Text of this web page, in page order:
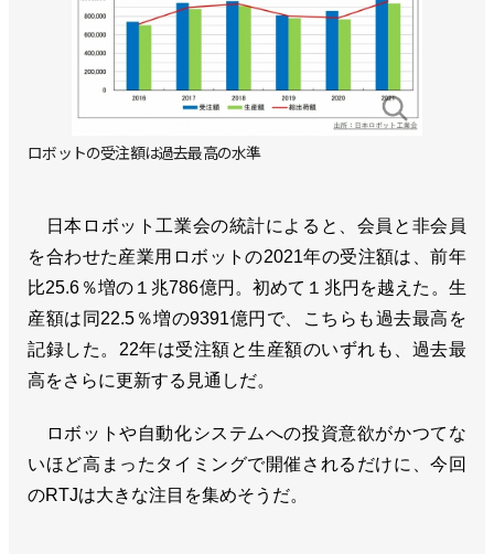
ロボットの受注額は過去最高の水準
日本ロボット工業会の統計によると、会員と非会員
を合わせた産業用ロボットの2021年の受注額は、前年
比25.6％増の１兆786億円。初めて１兆円を越えた。生
産額は同22.5％増の9391億円で、こちらも過去最高を
記録した。22年は受注額と生産額のいずれも、過去最
高をさらに更新する見通しだ。
ロボットや自動化システムへの投資意欲がかつてな
いほど高まったタイミングで開催されるだけに、今回
のRTJは大きな注目を集めそうだ。